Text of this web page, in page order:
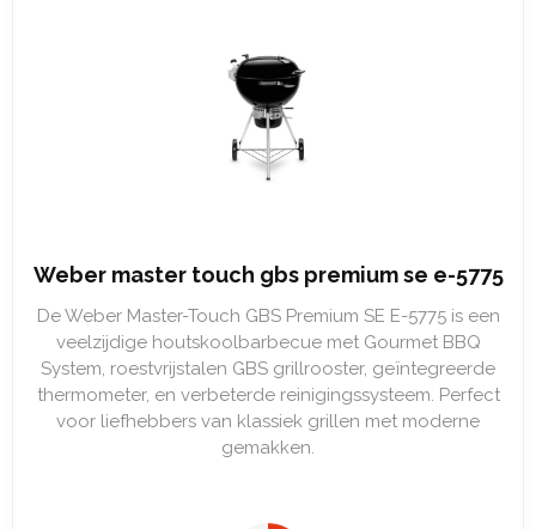
Weber master touch gbs premium se e-5775
De Weber Master-Touch GBS Premium SE E-5775 is een
veelzijdige houtskoolbarbecue met Gourmet BBQ
System, roestvrijstalen GBS grillrooster, geïntegreerde
thermometer, en verbeterde reinigingssysteem. Perfect
voor liefhebbers van klassiek grillen met moderne
gemakken.